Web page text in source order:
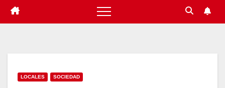
LOCALES SOCIEDAD